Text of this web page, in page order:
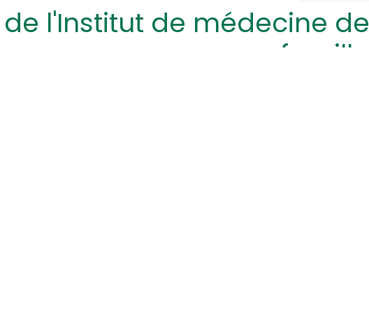
l'Institut de médecine de
famille